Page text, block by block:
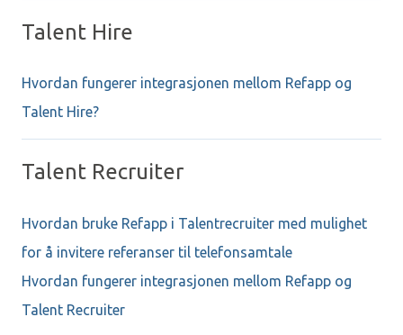
Talent Hire
Hvordan fungerer integrasjonen mellom Refapp og
Talent Hire?
Talent Recruiter
Hvordan bruke Refapp i Talentrecruiter med mulighet
for å invitere referanser til telefonsamtale
Hvordan fungerer integrasjonen mellom Refapp og
Talent Recruiter